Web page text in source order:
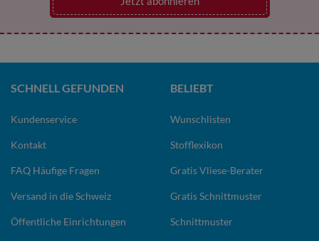
SCHNELL GEFUNDEN
Kundenservice
Kontakt
FAQ Häufige Fragen
Versand in die Schweiz
Öffentliche Einrichtungen
BELIEBT
Wunschlisten
Stofflexikon
Gratis Vliese-Berater
Gratis Schnittmuster
Schnittmuster